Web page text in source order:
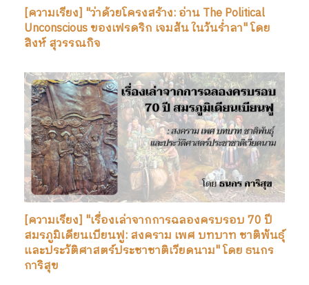
[ความเรียง] "ว่าด้วยโครงสร้าง: อ่าน The Political
Unconscious ของเฟรดริก เจมสัน ในวันร่ำลา" โดย
สิงห์ สุวรรณกิจ
[ความเรียง] "เรื่องเล่าจากการฉลองครบรอบ 70 ปี
สมรภูมิเดียนเบียนฟู: สงคราม เพศ บทบาท ชาติพันธุ์
และประวัติศาสตร์ประชาชาติเวียดนาม" โดย ธนกร
การิสุข